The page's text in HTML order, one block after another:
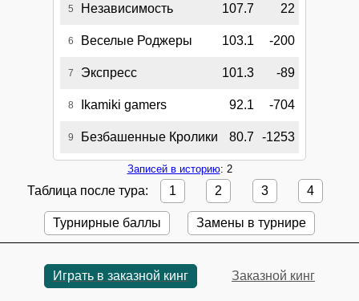
5 Независимость 107.7 22
6 Веселые Роджеры 103.1 -200
7 Экспресс 101.3 -89
8 Ikamiki gamers 92.1 -704
9 Безбашенные Кролики 80.7 -1253
Записей в историю: 2
Таблица после тура: 1 2 3 4
Турнирные баллы Замены в турнире
Играть в заказной кинг Заказной кинг